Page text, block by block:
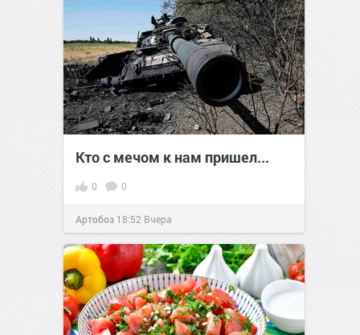
Кто с мечом к нам пришел...
0 0
Артобоз 18:52 Вчера